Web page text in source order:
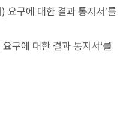
요구에 대한 결과 통지서’를
구에 대한 결과 통지서’를